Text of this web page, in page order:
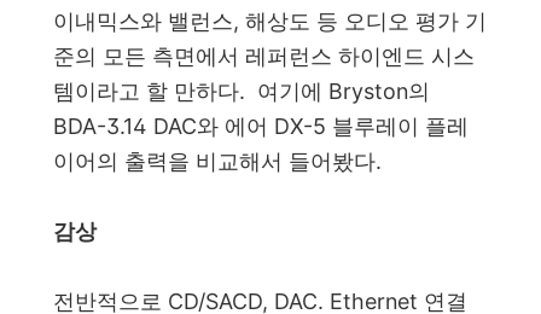
이내믹스와 밸런스, 해상도 등 오디오 평가 기
준의 모든 측면에서 레퍼런스 하이엔드 시스
템이라고 할 만하다. 여기에 Bryston의
BDA-3.14 DAC와 에어 DX-5 블루레이 플레
이어의 출력을 비교해서 들어봤다.
감상
전반적으로 CD/SACD, DAC. Ethernet 연결